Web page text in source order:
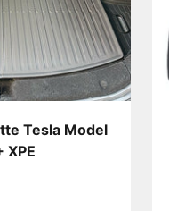
Tesla Model
XPE